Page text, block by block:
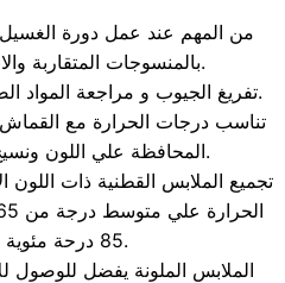
من المهم عند عمل دورة الغسيل
بالمنسوجات المتقاربة والالوان ايضا.
تفريغ الجيوب و مراجعة المواد الصلبة فبل الغسيل.
تناسب درجات الحرارة مع القماش
المحافظة علي اللون ونسيج الملابس.
تجميع الملابس القطنية ذات
85 درحة مئوية.
الملابس الملونة يفضل للوصول